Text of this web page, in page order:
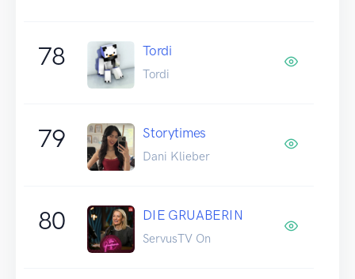
78 Tordi
Tordi
79 Storytimes
Dani Klieber
80 DIE GRUABERIN
ServusTV On